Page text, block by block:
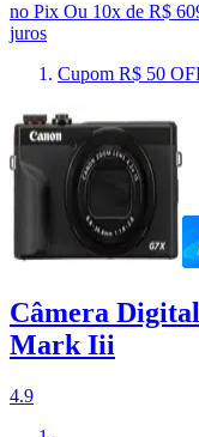
no Pix Ou 10x de R$
juros
Cupom R$ 50
Câmera
Mark Iii
4.9